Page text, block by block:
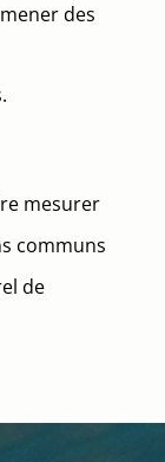
des
mesurer
communs
de